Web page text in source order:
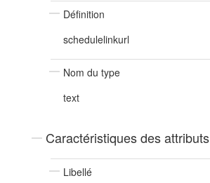
Définition
schedulelinkurl
Nom du type
text
Caractéristiques des attributs
Libellé